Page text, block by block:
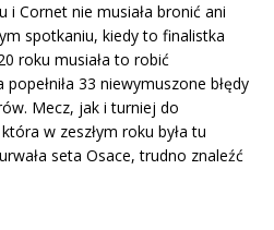
i Cornet nie musiała bronić ani
spotkaniu, kiedy to finalistka
roku musiała to robić
33 niewymuszone błędy
Mecz, jak i turniej do
w zeszłym roku była tu
seta Osace, trudno znaleźć